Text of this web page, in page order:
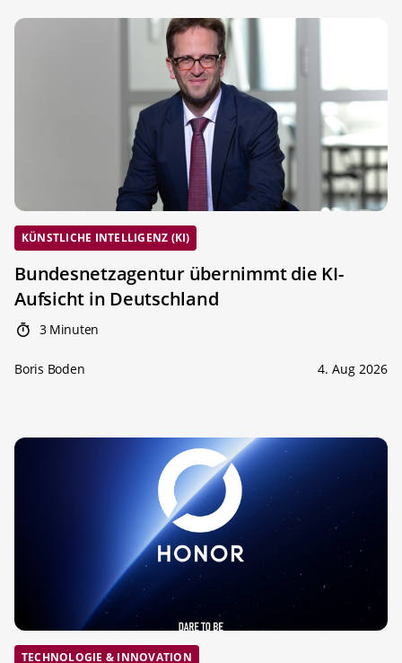
KÜNSTLICHE INTELLIGENZ (KI)
Bundesnetzagentur übernimmt die KI-
Aufsicht in Deutschland
3 Minuten
Boris Boden 4. Aug 2026
TECHNOLOGIE & INNOVATION